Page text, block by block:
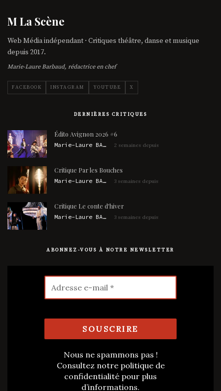
M La Scène
Web Média indépendant · Critiques théâtre, danse et musique
depuis 2017.
Marie-Laure Barbaud, rédactrice en chef
FACEBOOK INSTAGRAM YOUTUBE X
DERNIÈRES CRITIQUES
Édito Avignon 2026 #6
Marie-Laure BARBAUD 2 semaines depuis
Critique Par les Bouches
Marie-Laure BARBAUD 3 semaines depuis
Critique Le conte d'hiver
Marie-Laure BARBAUD 3 semaines depuis
ABONNEZ-VOUS À NOTRE NEWSLETTER
Nous ne spammons pas !
Consultez notre politique de
confidentialité pour plus
d’informations.